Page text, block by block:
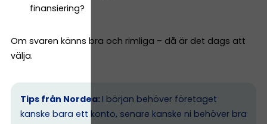
finansiering?
Om svaren känns bra och rimliga – då är det dags att
välja.
Tips från Nordea: I början behöver företaget
kanske bara ett konto, senare kanske ni behöver bra